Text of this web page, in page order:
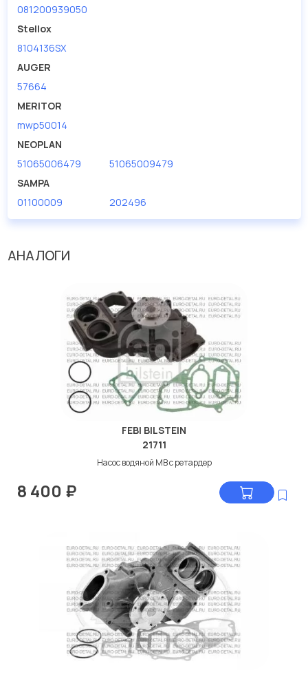
081200939050
Stellox
8104136SX
AUGER
57664
MERITOR
mwp50014
NEOPLAN
51065006479
51065009479
SAMPA
01100009
202496
АНАЛОГИ
FEBI BILSTEIN
21711
Насос водяной МВ с ретардер
8 400 ₽